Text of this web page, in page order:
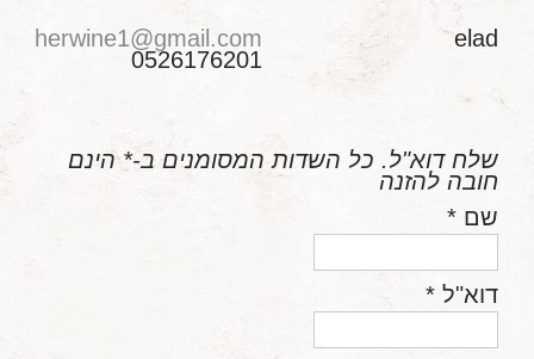
elad
0526176201
שלח דוא"ל. כל השדות המסומנים ב-* הינם
חובה להזנה
שם *
דוא"ל *